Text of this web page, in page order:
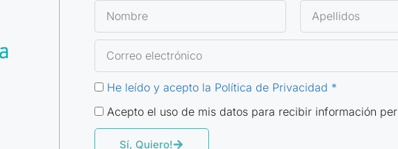
He leído y acepto la Política de Privacidad *
Acepto el uso de mis datos para recibir información
Sí, Quiero!